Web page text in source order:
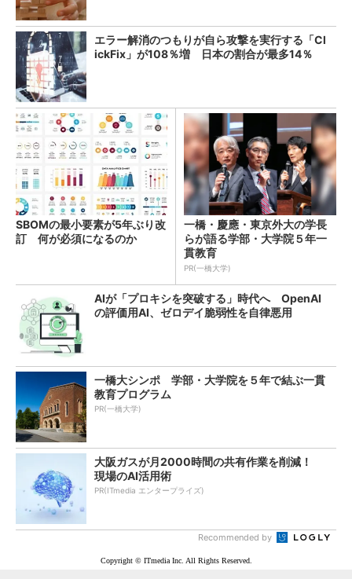
エラー解消のつもりが自ら攻撃を実行する「Cl
ickFix」が108％増 日本の割合が最多14％
SBOMの最小要素が5年ぶり改
訂 何が必須になるのか
一橋・慶應・東京外大の学長
らが語る学部・大学院５年一
貫教育
PR(一橋大学)
AIが「プロキシを突破する」時代へ OpenAI
の評価用AI、ゼロデイ脆弱性を自律悪用
一橋大シンポ 学部・大学院を５年で結ぶ一貫
教育プログラム
PR(一橋大学)
大阪ガスが月2000時間の共有作業を削減！
現場のAI活用術
PR(ITmedia エンタープライズ)
Recommended by
Copyright © ITmedia Inc. All Rights Reserved.